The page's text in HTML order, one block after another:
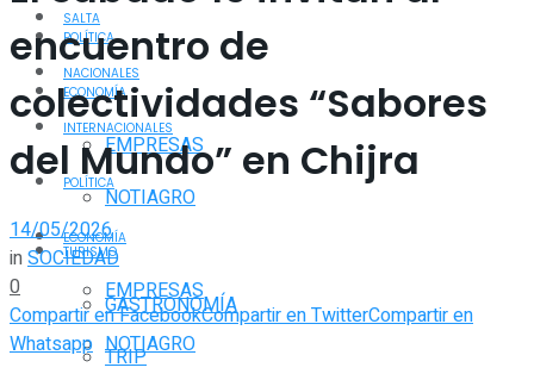
POLÍTICA
ECONOMÍA
EMPRESAS
NOTIAGRO
TURISMO
GASTRONOMÍA
TRIP
SALTA
NACIONALES
INTERNACIONALES
POLÍTICA
ECONOMÍA
EMPRESAS
NOTIAGRO
encuentro de
colectividades “Sabores
del Mundo” en Chijra
14/05/2026
inSOCIEDAD
0
Compartir en FacebookCompartir en TwitterCompartir en
Whatsapp